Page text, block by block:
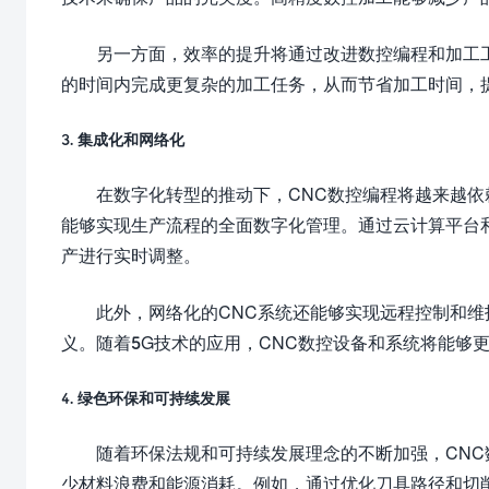
另一方面，效率的提升将通过改进数控编程和加
的时间内完成更复杂的加工任务，从而节省加工时间，
3. 集成化和网络化
在数字化转型的推动下，CNC数控编程将越来越
能够实现生产流程的全面数字化管理。通过云计算平
产进行实时调整。
此外，网络化的CNC系统还能够实现远程控制和
义。随着5G技术的应用，CNC数控设备和系统将能够
4. 绿色环保和可持续发展
随着环保法规和可持续发展理念的不断加强，
少材料浪费和能源消耗。例如，通过优化刀具路径和